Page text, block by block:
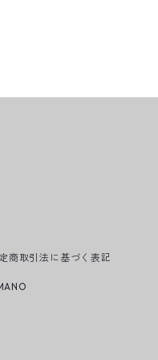
商取引法に基づく表記